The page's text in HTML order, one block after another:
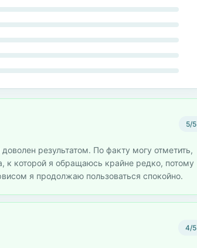
5/5
результатом. По факту могу отметить,
к которой я обращаюсь крайне редко, потому
я продолжаю пользоваться спокойно.
4/5